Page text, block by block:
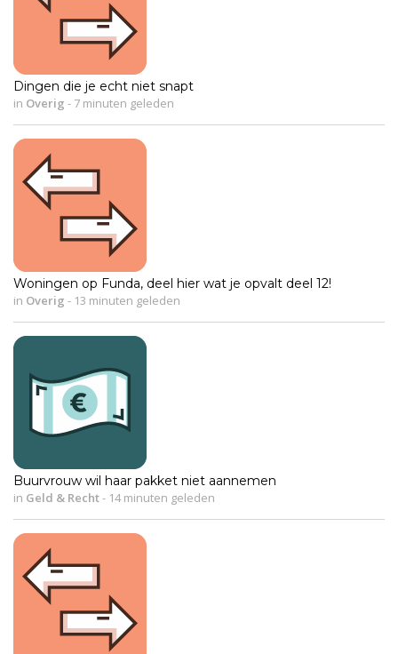
Dingen die je echt niet snapt
in Overig - 7 minuten geleden
Woningen op Funda, deel hier wat je opvalt deel 12!
in Overig - 13 minuten geleden
Buurvrouw wil haar pakket niet aannemen
in Geld & Recht- 14 minuten geleden